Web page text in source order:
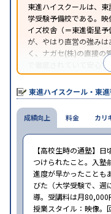
東進ハイスクールは、
学受験予備校である。
イズ校舎（＝東進衛星
が、やはり直営の強み
く、ナガセ(株)の直接の
で徹底されていて安心
東進衛星予備校は、運
なる。体験授業では、授
校舎雰囲気、校舎での
東進ハイスクール・東
成績向上
【高校生時の通塾】
つけられたこと。入塾
進度が早かったことも
びた（大学受験で、週
導。受講料は月
授業スタイル：映像。
料金 カリ